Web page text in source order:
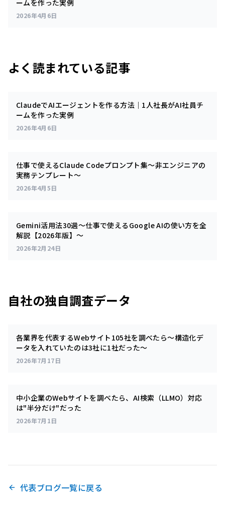
ームを作った実例
2026年4月6日
よく読まれている記事
ClaudeでAIエージェントを作る方法｜1人社長がAI社員チ
ームを作った実例
2026年4月6日
仕事で使えるClaude Codeプロンプト集～非エンジニアの
実務テンプレート～
2026年4月5日
Gemini活用法30選～仕事で使えるGoogle AIの使い方を全
解説【2026年版】～
2026年2月24日
自社の独自調査データ
各業界を代表するWebサイト105社を調べたら～構造化デ
ータを入れていたのは3社に1社だった～
2026年7月17日
中小企業のWebサイトを調べたら、AI検索（LLMO）対応
は"半分だけ"だった
2026年7月1日
代表ブログ一覧に戻る